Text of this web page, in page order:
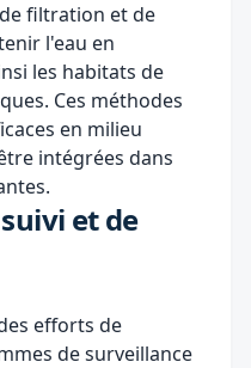
filtration et de
l'eau en
les habitats de
Ces méthodes
en milieu
intégrées dans
et de
efforts de
de surveillance